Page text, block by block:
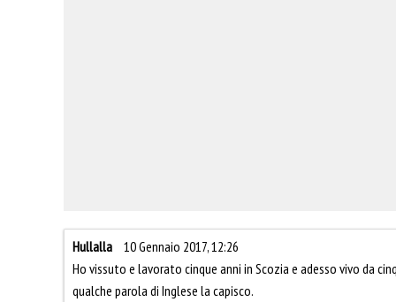
Hullalla
10 Gennaio 2017, 12:26
Ho vissuto e lavorato cinque anni in Scozia e adesso vivo da
qualche parola di Inglese la capisco.